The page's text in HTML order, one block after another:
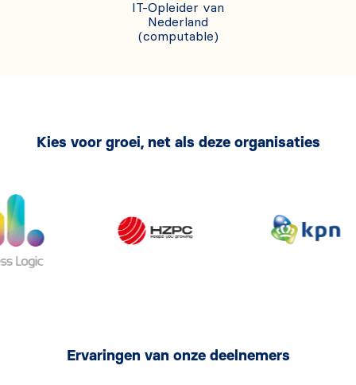
IT-Opleider van
Nederland
(computable)
Kies voor groei, net als deze organisaties
Ervaringen van onze deelnemers